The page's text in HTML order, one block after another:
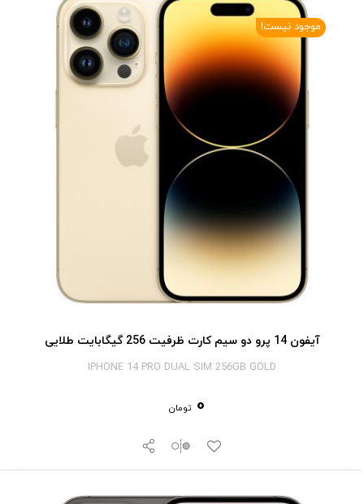
موجود نیست!
آیفون 14 پرو دو سیم کارت ظرفیت 256 گیگابایت طلایی
IPHONE 14 PRO DUAL SIM 256GB GOLD
0 تومان